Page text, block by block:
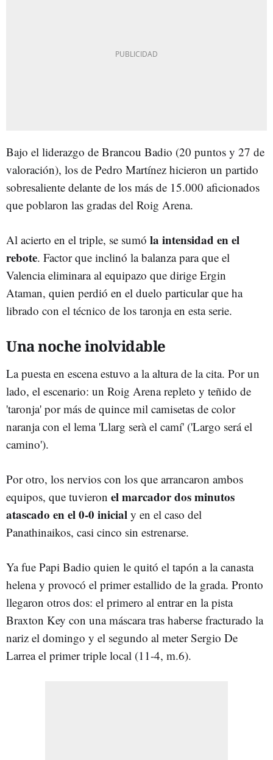
Bajo el liderazgo de Brancou Badio (20 puntos y 27 de
valoración), los de Pedro Martínez hicieron un partido
sobresaliente delante de los más de 15.000 aficionados
que poblaron las gradas del Roig Arena.
Al acierto en el triple, se sumó la intensidad en el
rebote. Factor que inclinó la balanza para que el
Valencia eliminara al equipazo que dirige Ergin
Ataman, quien perdió en el duelo particular que ha
librado con el técnico de los taronja en esta serie.
Una noche inolvidable
La puesta en escena estuvo a la altura de la cita. Por un
lado, el escenario: un Roig Arena repleto y teñido de
'taronja' por más de quince mil camisetas de color
naranja con el lema 'Llarg serà el camí' ('Largo será el
camino').
Por otro, los nervios con los que arrancaron ambos
equipos, que tuvieron el marcador dos minutos
atascado en el 0-0 inicial y en el caso del
Panathinaikos, casi cinco sin estrenarse.
Ya fue Papi Badio quien le quitó el tapón a la canasta
helena y provocó el primer estallido de la grada. Pronto
llegaron otros dos: el primero al entrar en la pista
Braxton Key con una máscara tras haberse fracturado la
nariz el domingo y el segundo al meter Sergio De
Larrea el primer triple local (11-4, m.6).